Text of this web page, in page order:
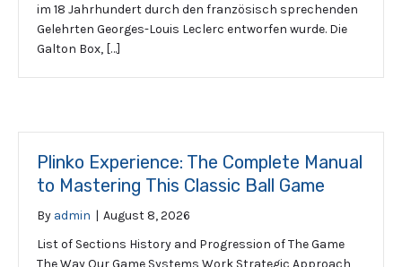
im 18 Jahrhundert durch den französisch sprechenden
Gelehrten Georges-Louis Leclerc entworfen wurde. Die
Galton Box, […]
Plinko Experience: The Complete Manual
to Mastering This Classic Ball Game
By admin | August 8, 2026
List of Sections History and Progression of The Game
The Way Our Game Systems Work Strategic Approach